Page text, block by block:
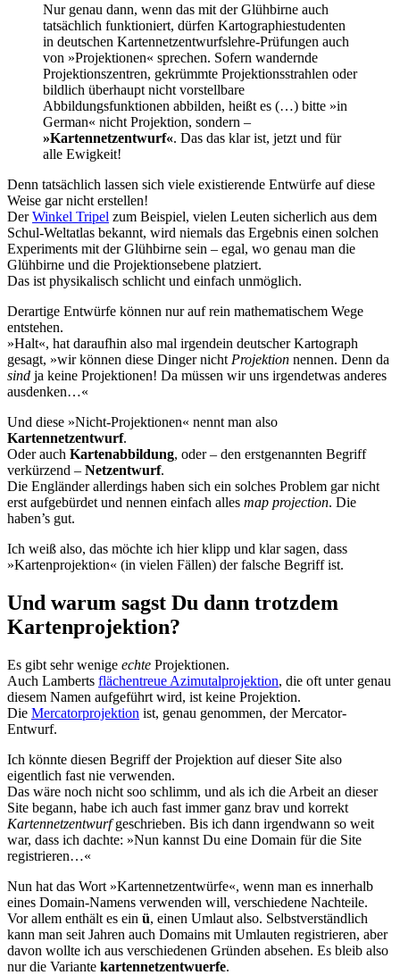
Nur genau dann, wenn das mit der Glühbirne auch
tatsächlich funktioniert, dürfen Kartographiestudenten
in deutschen Kartennetzentwurfslehre-Prüfungen auch
von »Projektionen« sprechen. Sofern wandernde
Projektionszentren, gekrümmte Projektionsstrahlen oder
bildlich überhaupt nicht vorstellbare
Abbildungsfunktionen abbilden, heißt es (…) bitte »in
German« nicht Projektion, sondern –
»Kartennetzentwurf«. Das das klar ist, jetzt und für
alle Ewigkeit!
Denn tatsächlich lassen sich viele existierende Entwürfe auf diese
Weise gar nicht erstellen!
DerWinkel Tripel zum Beispiel, vielen Leuten sicherlich aus dem
Schul-Weltatlas bekannt, wird niemals das Ergebnis einen solchen
Experiments mit der Glühbirne sein – egal, wo genau man die
Glühbirne und die Projektionsebene platziert.
Das ist physikalisch schlicht und einfach unmöglich.
Derartige Entwürfe können nur auf rein mathematischem Wege
entstehen.
»Halt«, hat daraufhin also mal irgendein deutscher Kartograph
gesagt, »wir können diese Dinger nicht Projektion nennen. Denn da
sind ja keine Projektionen! Da müssen wir uns irgendetwas anderes
ausdenken…«
Und diese »Nicht-Projektionen« nennt man also
Kartennetzentwurf.
Oder auch Kartenabbildung, oder – den erstgenannten Begriff
verkürzend – Netzentwurf.
Die Engländer allerdings haben sich ein solches Problem gar nicht
erst aufgebürdet und nennen einfach alles map projection. Die
haben’s gut.
Ich weiß also, das möchte ich hier klipp und klar sagen, dass
»Kartenprojektion« (in vielen Fällen) der falsche Begriff ist.
Und warum sagst Du dann trotzdem
Kartenprojektion?
Es gibt sehr wenige echte Projektionen.
Auch Lamberts flächentreue Azimutalprojektion, die oft unter genau
diesem Namen aufgeführt wird, ist keine Projektion.
Die Mercatorprojektion ist, genau genommen, der Mercator-
Entwurf.
Ich könnte diesen Begriff der Projektion auf dieser Site also
eigentlich fast nie verwenden.
Das wäre noch nicht soo schlimm, und als ich die Arbeit an dieser
Site begann, habe ich auch fast immer ganz brav und korrekt
Kartennetzentwurfgeschrieben. Bis ich dann irgendwann so weit
war, dass ich dachte: »Nun kannst Du eine Domain für die Site
registrieren…«
Nun hat das Wort »Kartennetzentwürfe«, wenn man es innerhalb
eines Domain-Namens verwenden will, verschiedene Nachteile.
Vor allem enthält es ein ü, einen Umlaut also. Selbstverständlich
kann man seit Jahren auch Domains mit Umlauten registrieren, aber
davon wollte ich aus verschiedenen Gründen absehen. Es bleib also
nur die Variante kartennetzentwuerfe.